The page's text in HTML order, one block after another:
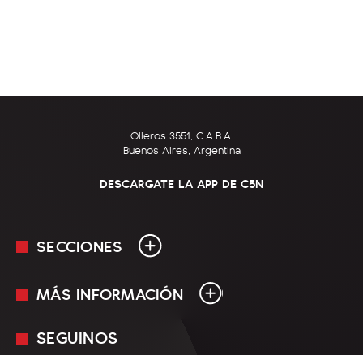
Olleros 3551, C.A.B.A.
Buenos Aires, Argentina
DESCARGATE LA APP DE C5N
SECCIONES
En Vivo
MÁS INFORMACIÓN
Mediakit
SEGUINOS